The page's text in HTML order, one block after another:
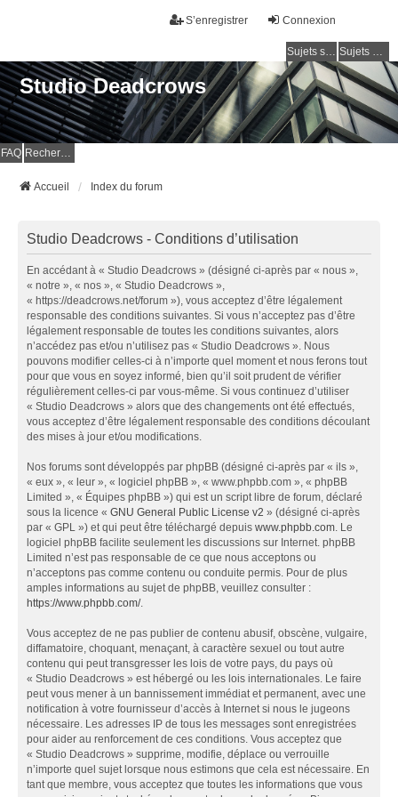
Connexion
S’enregistrer
Sujets sans réponse Sujets actifs
Studio Deadcrows
FAQ Rechercher
Accueil Index du forum
Studio Deadcrows - Conditions d’utilisation
En accédant à « Studio Deadcrows » (désigné ci-après par « nous »,
« notre », « nos », « Studio Deadcrows »,
« https://deadcrows.net/forum »), vous acceptez d’être légalement
responsable des conditions suivantes. Si vous n’acceptez pas d’être
légalement responsable de toutes les conditions suivantes, alors
n’accédez pas et/ou n’utilisez pas « Studio Deadcrows ». Nous
pouvons modifier celles-ci à n’importe quel moment et nous ferons tout
pour que vous en soyez informé, bien qu’il soit prudent de vérifier
régulièrement celles-ci par vous-même. Si vous continuez d’utiliser
« Studio Deadcrows » alors que des changements ont été effectués,
vous acceptez d’être légalement responsable des conditions découlant
des mises à jour et/ou modifications.
Nos forums sont développés par phpBB (désigné ci-après par « ils »,
« eux », « leur », « logiciel phpBB », « www.phpbb.com », « phpBB
Limited », « Équipes phpBB ») qui est un script libre de forum, déclaré
sous la licence « GNU General Public License v2 » (désigné ci-après
par « GPL ») et qui peut être téléchargé depuis www.phpbb.com. Le
logiciel phpBB facilite seulement les discussions sur Internet. phpBB
Limited n’est pas responsable de ce que nous acceptons ou
n’acceptons pas comme contenu ou conduite permis. Pour de plus
amples informations au sujet de phpBB, veuillez consulter :
https://www.phpbb.com/.
Vous acceptez de ne pas publier de contenu abusif, obscène, vulgaire,
diffamatoire, choquant, menaçant, à caractère sexuel ou tout autre
contenu qui peut transgresser les lois de votre pays, du pays où
« Studio Deadcrows » est hébergé ou les lois internationales. Le faire
peut vous mener à un bannissement immédiat et permanent, avec une
notification à votre fournisseur d’accès à Internet si nous le jugeons
nécessaire. Les adresses IP de tous les messages sont enregistrées
pour aider au renforcement de ces conditions. Vous acceptez que
« Studio Deadcrows » supprime, modifie, déplace ou verrouille
n’importe quel sujet lorsque nous estimons que cela est nécessaire. En
tant que membre, vous acceptez que toutes les informations que vous